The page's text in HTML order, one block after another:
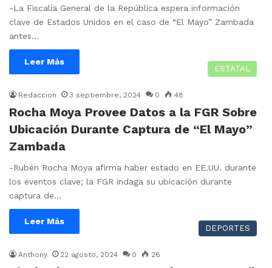
-La Fiscalía General de la República espera información
clave de Estados Unidos en el caso de “El Mayo” Zambada
antes…
Leer Más
ESTATAL
Redaccion 3 septiembre, 2024 0 48
Rocha Moya Provee Datos a la FGR Sobre
Ubicación Durante Captura de “El Mayo”
Zambada
-Rubén Rocha Moya afirma haber estado en EE.UU. durante
los eventos clave; la FGR indaga su ubicación durante
captura de…
Leer Más
DEPORTES
Anthony 22 agosto, 2024 0 26